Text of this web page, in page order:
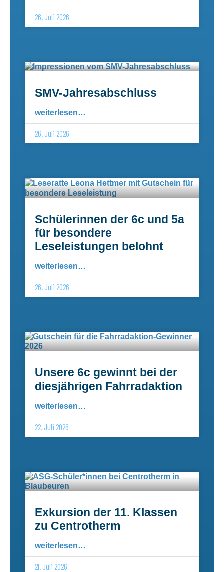
26. Juli 2026
SMV-Jahresabschluss
weiterlesen…
26. Juli 2026
Schülerinnen der 6c und 5a
für besondere
Leseleistungen belohnt
weiterlesen…
26. Juli 2026
Unsere 6c gewinnt bei der
diesjährigen Fahrradaktion
weiterlesen…
22. Juli 2026
Exkursion der 11. Klassen
zu Centrotherm
weiterlesen…
21. Juli 2026